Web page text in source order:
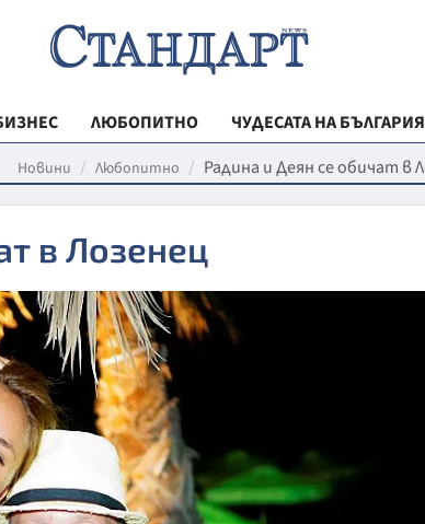
ЛЮБОПИТНО
ЧУДЕСАТА НА БЪЛГАРИЯ
РЕГИОНАЛНИ
ВЕСТНИК
ДА! НА
Новини Любопитно Радина и Деян се обичат в
в Лозенец